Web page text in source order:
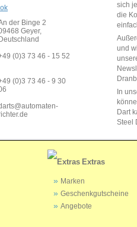
der Binge 2
Geyer,
Deutschland
(0)3 73 46 - 15 52
(0)3 73 46 - 9 30
sich
die
und
In
Dart
Steel
Extras
Marken
Geschenkgutscheine
Angebote